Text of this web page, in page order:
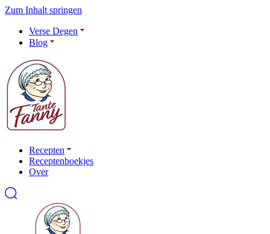
Zum Inhalt springen
Verse Degen
Blog
Recepten
Receptenboekjes
Over